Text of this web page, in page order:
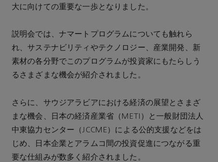
大に向けての重要な一歩となりました。
説明会では、ナマートプログラムについても触れら
れ、サステナビリティやテクノロジー、産業開発、新
素材の各分野でこのプログラムが投資家にもたらしう
るさまざまな機会が紹介されました。
さらに、サウジアラビアにおける経済の展望とさまざ
まな機会、日本の経済産業省（METI）と一般財団法人
中東協力センター（JCCME）による公的支援などをは
じめ、日本企業とアラムコ間の投資促進につながる重
要な仕組みが数多く紹介されました。